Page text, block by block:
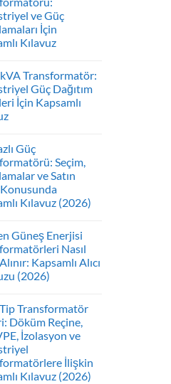
ve Güç
İçin
Kılavuz
Transformatör:
Güç Dağıtım
İçin Kapsamlı
Güç
Seçim,
ve Satın
Kılavuz (2026)
Güneş Enerjisi
Nasıl
Kapsamlı Alıcı
(2026)
Transformatör
Döküm Reçine,
İzolasyon ve
İlişkin
Kılavuz (2026)